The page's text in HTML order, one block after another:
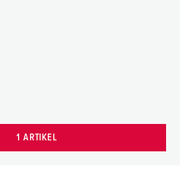
1 ARTIKEL